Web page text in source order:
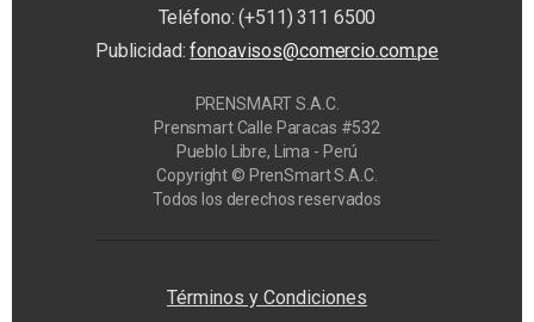
Teléfono: (+511) 311 6500
Publicidad:fonoavisos@comercio.com.pe
PRENSMART S.A.C.
Prensmart Calle Paracas #532
Pueblo Libre, Lima - Perú
Copyright © PrenSmart S.A.C.
Todos los derechos reservados
Términos y Condiciones